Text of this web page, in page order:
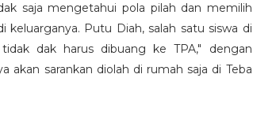
saja mengetahui pola pilah dan memilih
Putu Diah, salah satu siswa di
dak harus dibuang ke TPA," dengan
sarankan diolah di rumah saja di Teba